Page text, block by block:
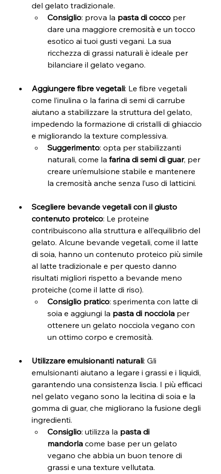
del gelato tradizionale.
Consiglio: prova la pasta di cocco per
dare una maggiore cremosità e un tocco
esotico ai tuoi gusti vegani. La sua
ricchezza di grassi naturali è ideale per
bilanciare il gelato vegano.
Aggiungere fibre vegetali: Le fibre vegetali
come l’inulina o la farina di semi di carrube
aiutano a stabilizzare la struttura del gelato,
impedendo la formazione di cristalli di ghiaccio
e migliorando la texture complessiva.
Suggerimento: opta per stabilizzanti
naturali, come la farina di semi di guar, per
creare un’emulsione stabile e mantenere
la cremosità anche senza l’uso di latticini.
Scegliere bevande vegetali con il giusto
contenuto proteico: Le proteine
contribuiscono alla struttura e all’equilibrio del
gelato. Alcune bevande vegetali, come il latte
di soia, hanno un contenuto proteico più simile
al latte tradizionale e per questo danno
risultati migliori rispetto a bevande meno
proteiche (come il latte di riso).
Consiglio pratico: sperimenta con latte di
soia e aggiungi la pasta di nocciola per
ottenere un gelato nocciola vegano con
un ottimo corpo e cremosità.
Utilizzare emulsionanti naturali: Gli
emulsionanti aiutano a legare i grassi e i liquidi,
garantendo una consistenza liscia. I più efficaci
nel gelato vegano sono la lecitina di soia e la
gomma di guar, che migliorano la fusione degli
ingredienti.
Consiglio: utilizza la pasta di
mandorla come base per un gelato
vegano che abbia un buon tenore di
grassi e una texture vellutata.